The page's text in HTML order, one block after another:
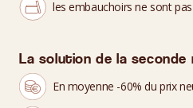
les embauchoirs ne sont
La solution de la seconde
En moyenne -60% du prix